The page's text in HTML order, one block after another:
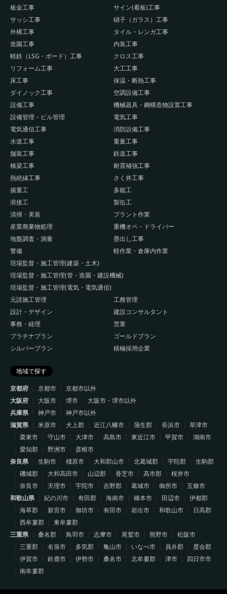
板金工事
サイン(看板)工事
サッシ工事
硝子（ガラス）工事
外構工事
タイル・レンガ工事
造園工事
内装工事
軽鉄（LSG・ボード）工事
クロス工事
リフォーム工事
大工工事
床工事
保温・断熱工事
ダイノック工事
空調設備工事
設備工事
機械器具・鋼構造物設置工事
設備管理・ビル管理
電気工事
電気通信工事
消防設備工事
水道工事
重量工事
舗装工事
鉄道工事
橋梁工事
耐震補強工事
熱絶縁工事
さく井工事
揚重工
多能工
溶接工
製缶工
清掃・美装
プラント作業
産業廃棄物処理
重機オペ・ドライバー
地盤調査・測量
墨出し工事
警備
軽作業・倉庫内作業
現場監督・施工管理(建築・土木)
現場監督・施工管理(管・造園・建設機械)
現場監督・施工管理(電気・電気通信)
元請施工管理
工務管理
設計・デザイン
建設コンサルタント
事務・経理
営業
プラチナプラン
ゴールドプラン
シルバープラン
積極採用企業
地域で探す
京都府
京都市
京都市以外
大阪府
大阪市 堺市
大阪市・堺市以外
兵庫県
神戸市
神戸市以外
滋賀県
米原市 犬上郡 近江八幡市 蒲生郡 長浜市
草津市
栗東市
守山市 大津市 高島市 東近江市 甲賀市
湖南市
愛知郡
野洲市
彦根市
奈良県
生駒市 橿原市 大和郡山市 北葛城郡 宇陀郡
生駒郡
磯城郡
大和高田市 山辺郡 香芝市 高市郡
桜井市
奈良市
天理市 宇陀市 吉野郡 葛城市 御所市
五條市
和歌山県
紀の川市 有田郡 海南市 橋本市 田辺市
伊都郡
海草郡
新宮市 御坊市 有田市 岩出市 和歌山市
日高郡
西牟婁郡
東牟婁郡
三重県
桑名郡 鳥羽市 志摩市 尾鷲市 熊野市
松阪市
三重郡
名張市 多気郡 亀山市 いなべ市 員弁郡
度会郡
伊賀市
鈴鹿市 伊勢市 桑名市 北牟婁郡 津市
四日市市
南牟婁郡